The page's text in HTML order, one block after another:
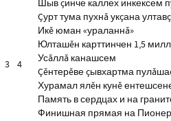
3 4
Шыв çинче каллех инкексем
Çурт тума пухнă укçана
Икĕ юман «ураланнă»
Юлташĕн карттинчен 1,5
Усăллă канашсем
Çĕнтерĕве çывхартма
Хурамал ялĕн кунĕ
Память в сердцах и на
Финишная прямая на